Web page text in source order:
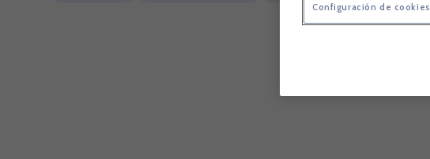
Configuración de cookies